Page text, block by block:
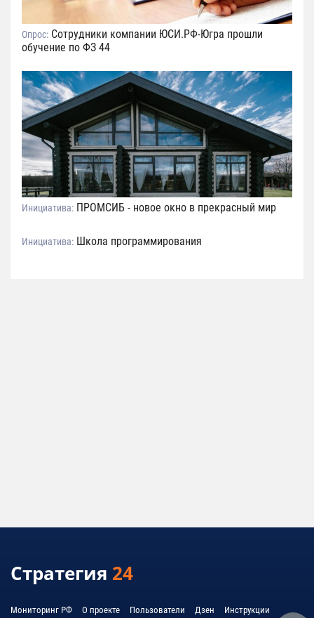
Опрос: Сотрудники компании ЮСИ.РФ-Югра прошли
обучение по ФЗ 44
Инициатива: ПРОМСИБ - новое окно в прекрасный мир
Инициатива: Школа программирования
Стратегия 24
Мониторинг РФ О проекте Пользователи Дзен Инструкции